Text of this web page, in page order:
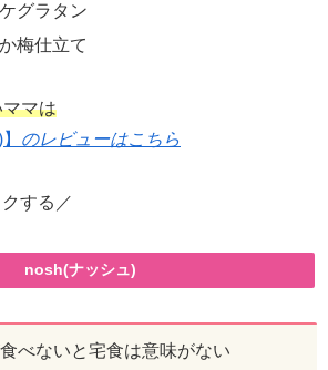
グラタン
梅仕立て
マは
のレビューはこちら
する／
nosh(ナッシュ)
べないと宅食は意味がない